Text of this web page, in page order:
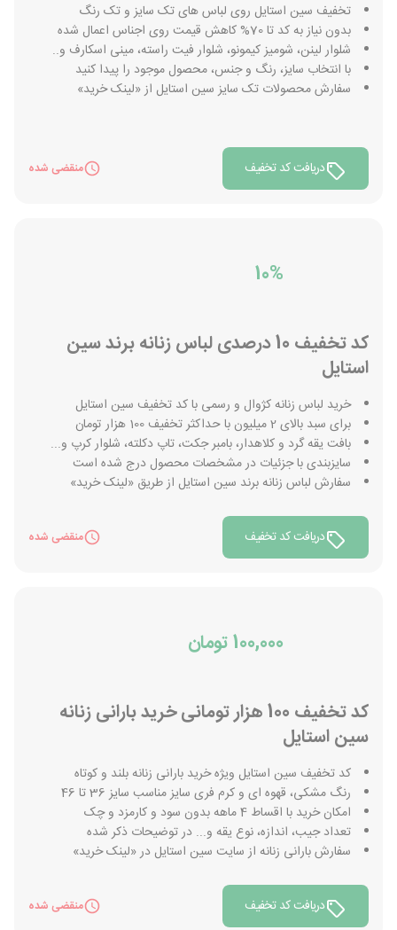
تخفیف سین استایل روی لباس های تک سایز و تک رنگ
بدون نیاز به کد تا 70% کاهش قیمت روی اجناس اعمال شده
شلوار لینن، شومیز کیمونو، شلوار فیت راسته، مینی اسکارف و..
با انتخاب سایز، رنگ و جنس، محصول موجود را پیدا کنید
سفارش محصولات تک سایز سین استایل از «لینک خرید»
دریافت کد تخفیف منقضی شده
10%
کد تخفیف 10 درصدی لباس زنانه برند سین
استایل
خرید لباس زنانه کژوال و رسمی با کد تخفیف سین استایل
برای سبد بالای 2 میلیون با حداکثر تخفیف 100 هزار تومان
بافت یقه گرد و کلاهدار، بامبر جکت، تاپ دکلته، شلوار کرپ و...
سایزبندی با جزئیات در مشخصات محصول درج شده است
سفارش لباس زنانه برند سین استایل از طریق «لینک خرید»
دریافت کد تخفیف منقضی شده
100,000 تومان
کد تخفیف 100 هزار تومانی خرید بارانی زنانه
سین استایل
کد تخفیف سین استایل ویژه خرید بارانی زنانه بلند و کوتاه
رنگ مشکی، قهوه ای و کرم فری سایز مناسب سایز 36 تا 46
امکان خرید با اقساط 4 ماهه بدون سود و کارمزد و چک
تعداد جیب، اندازه، نوع یقه و... در توضیحات ذکر شده
سفارش بارانی زنانه از سایت سین استایل در «لینک خرید»
دریافت کد تخفیف منقضی شده